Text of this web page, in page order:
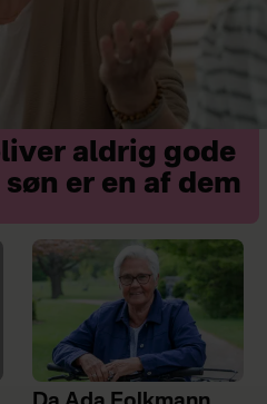
aldrig gode
er en af dem